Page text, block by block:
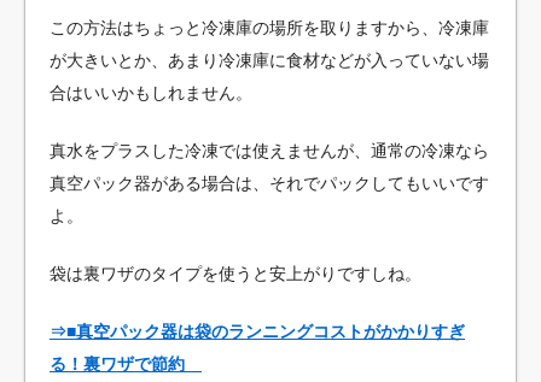
この方法はちょっと冷凍庫の場所を取りますから、冷凍庫
が大きいとか、あまり冷凍庫に食材などが入っていない場
合はいいかもしれません。
真水をプラスした冷凍では使えませんが、通常の冷凍なら
真空パック器がある場合は、それでパックしてもいいです
よ。
袋は裏ワザのタイプを使うと安上がりですしね。
⇒■真空パック器は袋のランニングコストがかかりすぎ
る！裏ワザで節約